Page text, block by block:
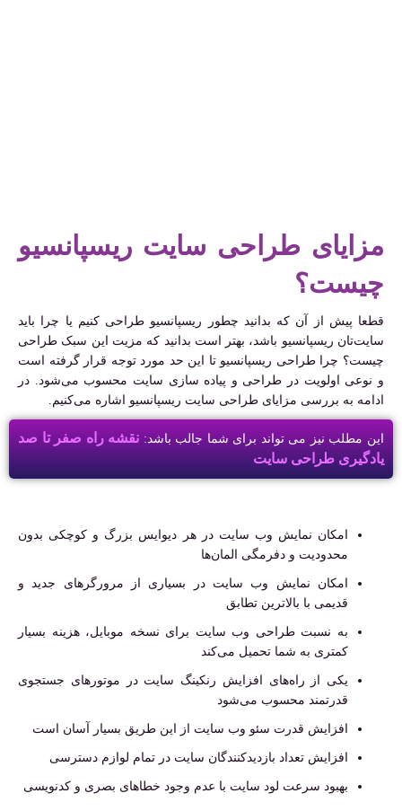
مزایای طراحی سایت ریسپانسیو
چیست؟
قطعا پیش از آن که بدانید چطور ریسپانسیو طراحی کنیم یا چرا باید
سایت‌تان ریسپانسیو باشد، بهتر است بدانید که مزیت این سبک طراحی
چیست؟ چرا طراحی ریسپانسیو تا این حد مورد توجه قرار گرفته است
و نوعی اولویت در طراحی و پیاده سازی سایت محسوب می‌شود. در
ادامه به بررسی مزایای طراحی سایت ریسپانسیو اشاره می‌کنیم.
این مطلب نیز می تواند برای شما جالب باشد: نقشه راه صفر تا صد
یادگیری طراحی سایت
امکان نمایش وب سایت در هر دیوایس بزرگ و کوچکی بدون
محدودیت و دفرمگی المان‌ها
امکان نمایش وب سایت در بسیاری از مرورگرهای جدید و
قدیمی با بالاترین تطابق
به نسبت طراحی وب سایت برای نسخه موبایل، هزینه بسیار
کمتری به شما تحمیل می‌کند
یکی از راه‌های افزایش رنکینگ سایت در موتورهای جستجوی
قدرتمند محسوب می‌شود
افزایش قدرت سئو وب سایت از این طریق بسیار آسان است
افزایش تعداد بازدیدکنندگان سایت در تمام لوازم دسترسی
بهبود سرعت لود سایت با عدم وجود خطاهای بصری و کدنویسی